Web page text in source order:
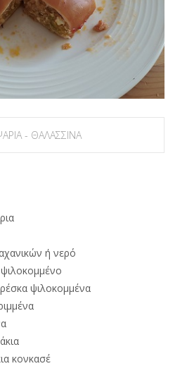
- ΘΑΛΑΣΣΙΝΑ
ή νερό
ψιλοκομμένα
κονκασέ